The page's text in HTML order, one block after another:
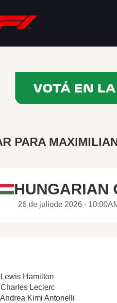
PARA
HUNGARIAN
26 de juliode 2026 -
Hamilton
Leclerc
Kimi Antonelli